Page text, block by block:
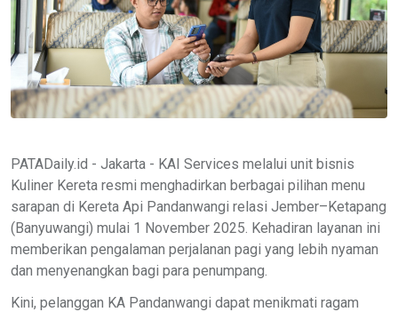
PATADaily.id - Jakarta - KAI Services melalui unit bisnis
Kuliner Kereta resmi menghadirkan berbagai pilihan menu
sarapan di Kereta Api Pandanwangi relasi Jember–Ketapang
(Banyuwangi) mulai 1 November 2025. Kehadiran layanan ini
memberikan pengalaman perjalanan pagi yang lebih nyaman
dan menyenangkan bagi para penumpang.
Kini, pelanggan KA Pandanwangi dapat menikmati ragam